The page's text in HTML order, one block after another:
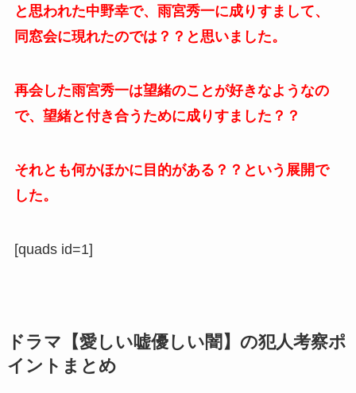
と思われた中野幸で、雨宮秀一に成りすまして、
同窓会に現れたのでは？？と思いました。
再会した雨宮秀一は望緒のことが好きなようなの
で、望緒と付き合うために成りすました？？
それとも何かほかに目的がある？？という展開で
した。
[quads id=1]
ドラマ【愛しい嘘優しい闇】の犯人考察ポ
イントまとめ